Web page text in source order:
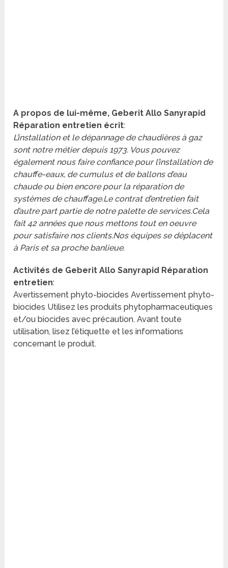
A propos de lui-même, Geberit Allo Sanyrapid
Réparation entretien écrit:
L’installation et le dépannage de chaudières à gaz
sont notre métier depuis 1973. Vous pouvez
également nous faire confiance pour l’installation de
chauffe-eaux, de cumulus et de ballons d’eau
chaude ou bien encore pour la réparation de
systèmes de chauffage.Le contrat d’entretien fait
d’autre part partie de notre palette de services.Cela
fait 42 années que nous mettons tout en oeuvre
pour satisfaire nos clients.Nos équipes se déplacent
à Paris et sa proche banlieue.
Activités de Geberit Allo Sanyrapid Réparation
entretien:
Avertissement phyto-biocides Avertissement phyto-
biocides Utilisez les produits phytopharmaceutiques
et/ou biocides avec précaution. Avant toute
utilisation, lisez l’étiquette et les informations
concernant le produit.